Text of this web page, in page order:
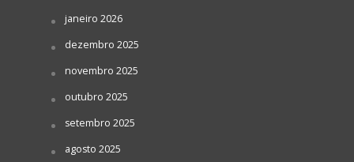
janeiro 2026
dezembro 2025
novembro 2025
outubro 2025
setembro 2025
agosto 2025